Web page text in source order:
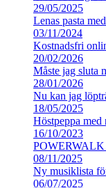
29/05/2025
Lenas pasta
03/11/2024
Kostnadsfri
20/02/2026
Måste jag sluta
28/01/2026
Nu kan jag
18/05/2025
Höstpeppa
16/10/2023
08/11/2025
Ny musiklista
06/07/2025